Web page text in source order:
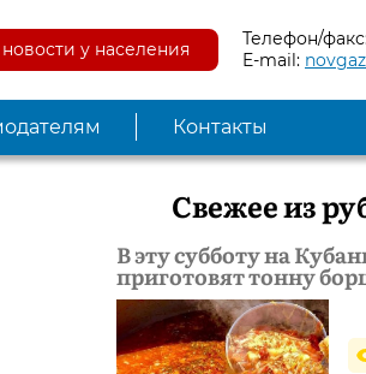
у населения Телефон/
E-mail:
Контакты
Свежее из
В эту субботу на
приготовят тонну